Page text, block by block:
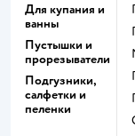
Для купания и
ванны
Пустышки и
прорезыватели
Подгузники,
салфетки и
пеленки